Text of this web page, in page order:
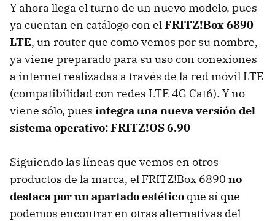
Y ahora llega el turno de un nuevo modelo, pues
ya cuentan en catálogo con elFRITZ!Box 6890
LTE, un router que como vemos por su nombre,
ya viene preparado para su uso con conexiones
a internet realizadas a través de la red móvil LTE
(compatibilidad con redes LTE 4G Cat6). Y no
viene sólo, pues integra una nueva versión del
sistema operativo: FRITZ!OS 6.90
Siguiendo las líneas que vemos en otros
productos de la marca, el FRITZ!Box 6890 no
destaca por un apartado estético que sí que
podemos encontrar en otras alternativas del